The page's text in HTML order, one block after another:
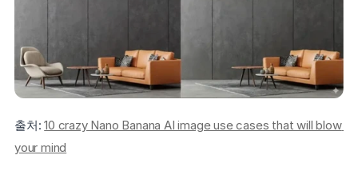
출처: 10 crazy Nano Banana AI image use cases that will blow
your mind